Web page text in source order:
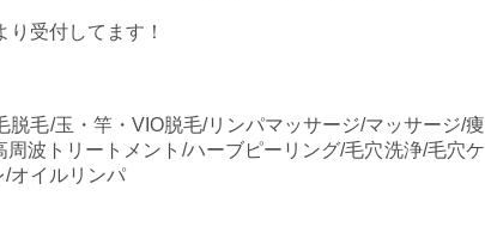
り受付してます！
脱毛/玉・竿・VIO脱毛/リンパマッサージ/マッサージ/痩
波トリートメント/ハーブピーリング/毛穴洗浄/毛穴ケ
/オイルリンパ